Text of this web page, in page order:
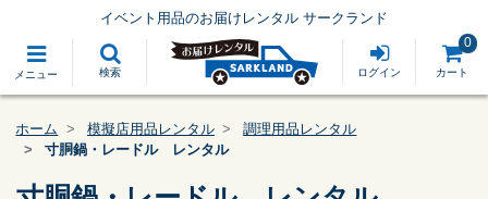
メニュー 検索
イベント用品のお届けレンタル サークランド
ログイン カート
0
ホーム 模擬店用品レンタル
調理用品レンタル
寸胴鍋・レードル レンタル